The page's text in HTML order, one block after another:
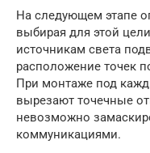
На следующем этапе
выбирая для этой
источникам света
расположение точек
При монтаже под
вырезают точечные
невозможно
коммуникациями.